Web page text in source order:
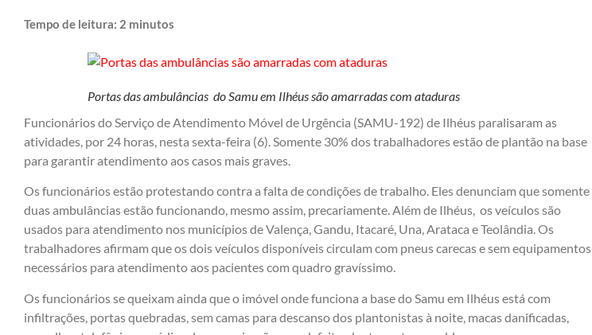
Tempo de leitura: 2 minutos
Portas das ambulâncias do Samu em Ilhéus são amarradas com ataduras
Funcionários do Serviço de Atendimento Móvel de Urgência (SAMU-192) de Ilhéus paralisaram as
atividades, por 24 horas, nesta sexta-feira (6). Somente 30% dos trabalhadores estão de plantão na base
para garantir atendimento aos casos mais graves.
Os funcionários estão protestando contra a falta de condições de trabalho. Eles denunciam que somente
duas ambulâncias estão funcionando, mesmo assim, precariamente. Além de Ilhéus, os veículos são
usados para atendimento nos municípios de Valença, Gandu, Itacaré, Una, Arataca e Teolândia. Os
trabalhadores afirmam que os dois veículos disponíveis circulam com pneus carecas e sem equipamentos
necessários para atendimento aos pacientes com quadro gravíssimo.
Os funcionários se queixam ainda que o imóvel onde funciona a base do Samu em Ilhéus está com
infiltrações, portas quebradas, sem camas para descanso dos plantonistas à noite, macas danificadas,